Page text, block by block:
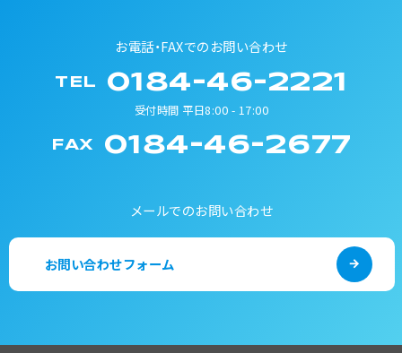
お電話・FAXでのお問い合わせ
TEL 0184-46-2221
受付時間 平日8:00 - 17:00
FAX 0184-46-2677
メールでのお問い合わせ
お問い合わせフォーム